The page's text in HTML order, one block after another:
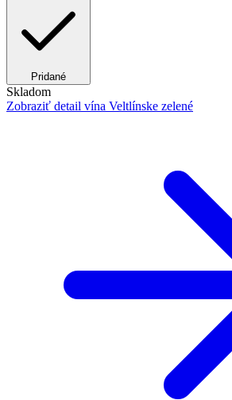
Pridané
Skladom
Zobraziť detail vína Veltlínske zelené